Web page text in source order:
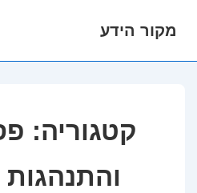
מקור הידע
קטגוריה: